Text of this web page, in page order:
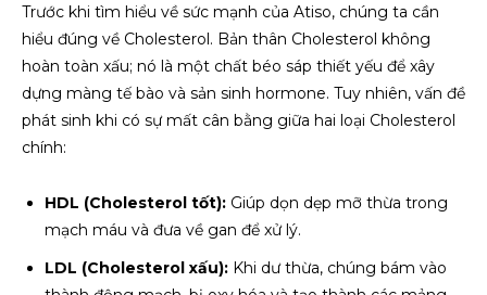
Trước khi tìm hiểu về sức mạnh của Atiso, chúng ta cần
hiểu đúng về Cholesterol. Bản thân Cholesterol không
hoàn toàn xấu; nó là một chất béo sáp thiết yếu để xây
dựng màng tế bào và sản sinh hormone. Tuy nhiên, vấn đề
phát sinh khi có sự mất cân bằng giữa hai loại Cholesterol
chính:
HDL (Cholesterol tốt): Giúp dọn dẹp mỡ thừa trong
mạch máu và đưa về gan để xử lý.
LDL (Cholesterol xấu): Khi dư thừa, chúng bám vào